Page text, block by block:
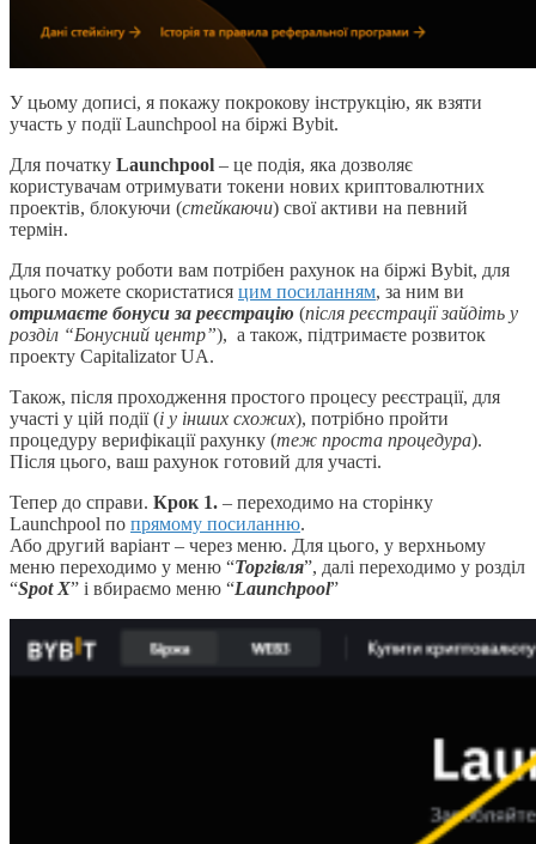
У цьому дописі, я покажу покрокову інструкцію, як взяти
участь у події Launchpool на біржі Bybit.
Для початку Launchpool – це подія, яка дозволяє
користувачам отримувати токени нових криптовалютних
проектів, блокуючи (стейкаючи) свої активи на певний
термін.
Для початку роботи вам потрібен рахунок на біржі Bybit, для
цього можете скористатися цим посиланням, за ним ви
отримаєте бонуси за реєстрацію (після реєстрації зайдіть у
розділ “Бонусний центр”), а також, підтримаєте розвиток
проекту Capitalizator UA.
Також, після проходження простого процесу реєстрації, для
участі у цій події (і у інших схожих), потрібно пройти
процедуру верифікації рахунку (теж проста процедура).
Після цього, ваш рахунок готовий для участі.
Тепер до справи. Крок 1. – переходимо на сторінку
Launchpool по прямому посиланню.
Або другий варіант – через меню. Для цього, у верхньому
меню переходимо у меню “Торгівля”, далі переходимо у розділ
“Spot X” і вбираємо меню “Launchpool”